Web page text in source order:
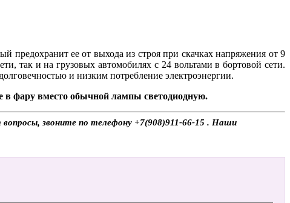
предохранит ее от выхода из строя при скачках напряжения от 9
так и на грузовых автомобилях с 24 вольтами в бортовой сети.
и низким потребление электроэнергии.
в фару вместо обычной лампы светодиодную.
звоните по телефону +7(908)911-66-15 . Наши